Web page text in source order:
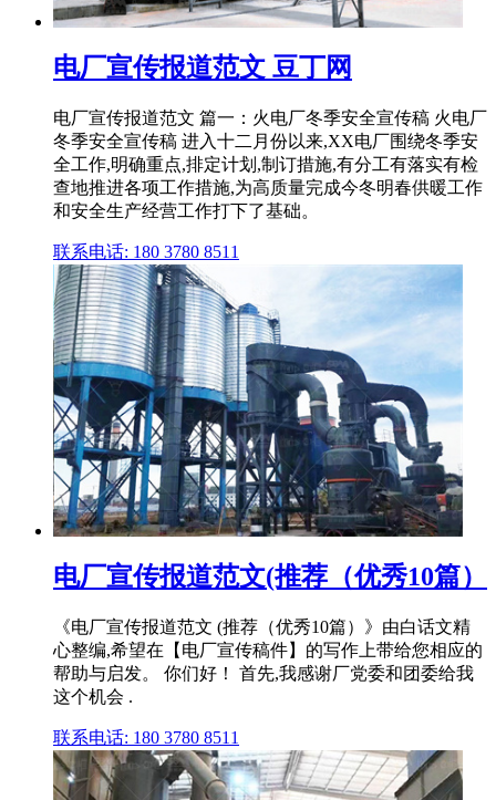
电厂宣传报道范文 豆丁网
电厂宣传报道范文 篇一：火电厂冬季安全宣传稿 火电厂
冬季安全宣传稿 进入十二月份以来,XX电厂围绕冬季安
全工作,明确重点,排定计划,制订措施,有分工有落实有检
查地推进各项工作措施,为高质量完成今冬明春供暖工作
和安全生产经营工作打下了基础。
联系电话: 180 3780 8511
电厂宣传报道范文(推荐（优秀10篇）
《电厂宣传报道范文 (推荐（优秀10篇）》由白话文精
心整编,希望在【电厂宣传稿件】的写作上带给您相应的
帮助与启发。 你们好！ 首先,我感谢厂党委和团委给我
这个机会 .
联系电话: 180 3780 8511